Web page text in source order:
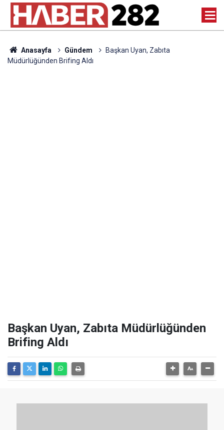
Anasayfa Gündem
Başkan Uyan, Zabıta
Müdürlüğünden Brifing Aldı
Başkan Uyan, Zabıta Müdürlüğünden
Brifing Aldı